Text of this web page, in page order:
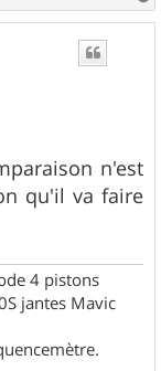
a
n'est
qu'il va faire
4 pistons
jantes Mavic